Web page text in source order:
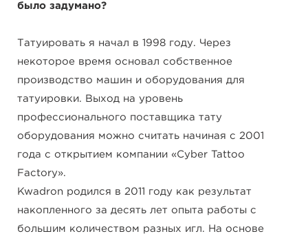
было задумано?
Татуировать я начал в 1998 году. Через
некоторое время основал собственное
производство машин и оборудования для
татуировки. Выход на уровень
профессионального поставщика тату
оборудования можно считать начиная с 2001
года с открытием компании «Cyber Tattoo
Factory».
Kwadron родился в 2011 году как результат
накопленного за десять лет опыта работы с
большим количеством разных игл. На основе